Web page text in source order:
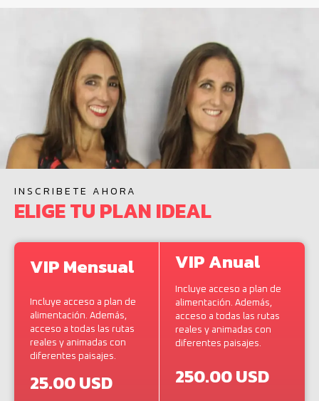
INSCRIBETE AHORA
ELIGE TU PLAN IDEAL
VIP Mensual
Incluye acceso a plan de
alimentación. Además,
acceso a todas las rutas
reales y animadas con
diferentes paisajes.
25.00 USD
VIP Anual
Incluye acceso a plan de
alimentación. Además,
acceso a todas las rutas
reales y animadas con
diferentes paisajes.
250.00 USD